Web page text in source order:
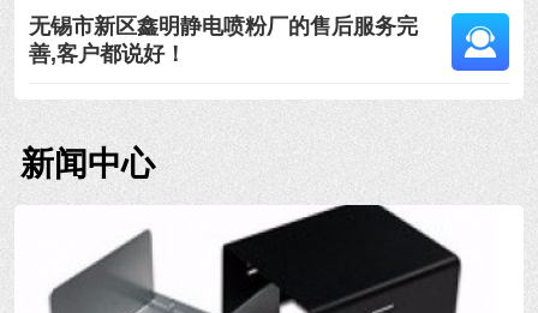
无锡市新区鑫明静电喷粉厂的售后服务完
善,客户都说好！
新闻中心